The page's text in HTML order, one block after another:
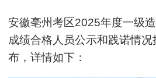
安徽亳州考区2025年度一级
成绩合格人员公示和践诺情
布，详情如下：